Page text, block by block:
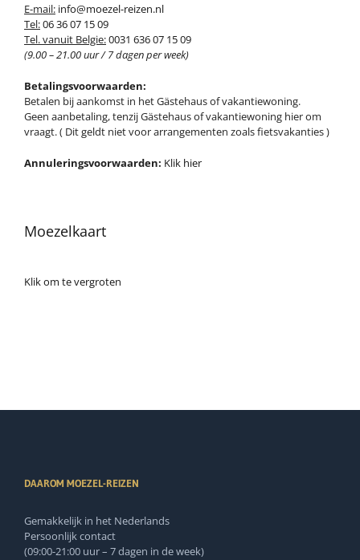
E-mail: info@moezel-reizen.nl
Tel:06 36 07 15 09
Tel. vanuit Belgie:0031 636 07 15 09
(9.00 – 21.00 uur / 7 dagen per week)
Betalingsvoorwaarden:
Betalen bij aankomst in het Gästehaus of vakantiewoning.
Geen aanbetaling, tenzij Gästehaus of vakantiewoning hier om
vraagt. ( Dit geldt niet voor arrangementen zoals fietsvakanties )
Annuleringsvoorwaarden: Klik hier
Moezelkaart
Klik om te vergroten
DAAROM MOEZEL-REIZEN
Gemakkelijk in het Nederlands
Persoonlijk contact
(09:00-21:00 uur – 7 dagen in de week)